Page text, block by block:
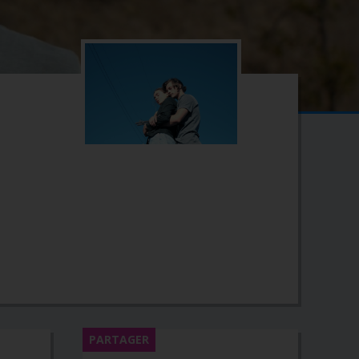
PARTAGER